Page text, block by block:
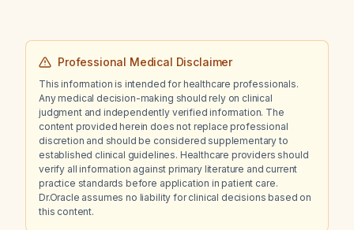
Professional Medical Disclaimer
This information is intended for healthcare professionals.
Any medical decision-making should rely on clinical
judgment and independently verified information. The
content provided herein does not replace professional
discretion and should be considered supplementary to
established clinical guidelines. Healthcare providers should
verify all information against primary literature and current
practice standards before application in patient care.
Dr.Oracle assumes no liability for clinical decisions based on
this content.